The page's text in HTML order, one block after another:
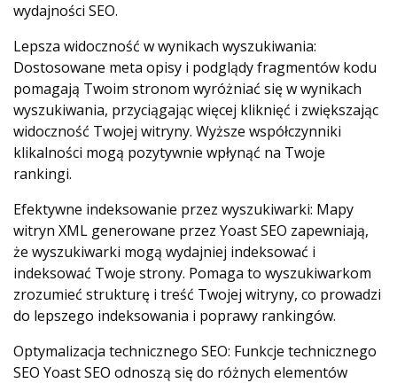
wydajności SEO.
Lepsza widoczność w wynikach wyszukiwania:
Dostosowane meta opisy i podglądy fragmentów kodu
pomagają Twoim stronom wyróżniać się w wynikach
wyszukiwania, przyciągając więcej kliknięć i zwiększając
widoczność Twojej witryny. Wyższe współczynniki
klikalności mogą pozytywnie wpłynąć na Twoje
rankingi.
Efektywne indeksowanie przez wyszukiwarki: Mapy
witryn XML generowane przez Yoast SEO zapewniają,
że wyszukiwarki mogą wydajniej indeksować i
indeksować Twoje strony. Pomaga to wyszukiwarkom
zrozumieć strukturę i treść Twojej witryny, co prowadzi
do lepszego indeksowania i poprawy rankingów.
Optymalizacja technicznego SEO: Funkcje technicznego
SEO Yoast SEO odnoszą się do różnych elementów